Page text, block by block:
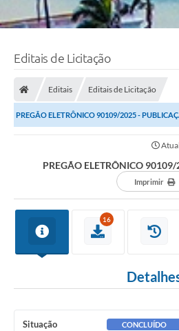
Editais de Licitação
Editais Editais de Licitação
PREGÃO ELETRÔNICO 90109/2025 -
PREGÃO ELETRÔNICO
Imprimir
16
Situação CONCLUÍDO